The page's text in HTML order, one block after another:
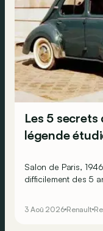
Les 5 secrets
légende
Salon de Paris,
difficilement des 5
fixe, car sur le stand
3 Aoû 2026 Renault